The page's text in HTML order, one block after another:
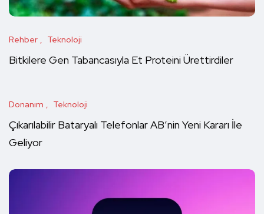
Rehber Teknoloji
Bitkilere Gen Tabancasıyla Et Proteini Ürettirdiler
Donanım Teknoloji
Çıkarılabilir Bataryalı Telefonlar AB’nin Yeni Kararı İle
Geliyor